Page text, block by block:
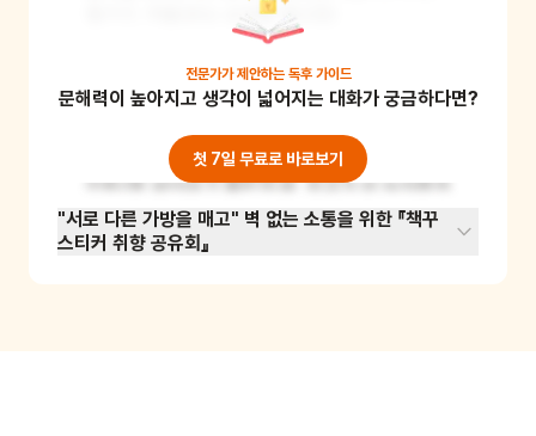
필기구, 저울(또는 손저울 장난감)
활동 방법: 자신이 짊어지고 있는 심리적 불안의
실체를 눈으로 확인하고, 이를 주도적으로 덜어내
며 자기효능감을 높이는 정서 자립 프로그램입니
다. 아이는 종이 가방 안에 자신이 평소 걱정하는
일들(예: 받아쓰기 틀릴까 봐, 친구가 안 놀아줄까
봐 등)이나 무조건 완벽해야 한다고 생각하는 강
박 물건들을 색종이에 적어 가득 채웁니다. 그런
전문가가 제안하는 독후 가이드
문해력이 높아지고 생각이 넓어지는 대화가 궁금하다면?
첫 7일 무료로 바로보기
"서로 다른 가방을 매고" 벽 없는 소통을 위한 『책꾸
스티커 취향 공유회』